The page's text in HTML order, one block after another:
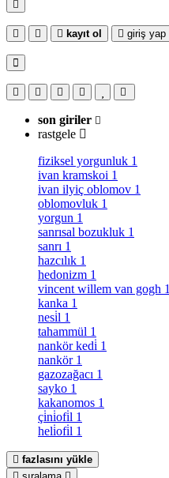
kayıt ol giriş yap
son giriler
rastgele
fiziksel yorgunluk 1
ivan kramskoi 1
ivan ilyiç oblomov 1
oblomovluk 1
yorgun 1
sanrısal bozukluk 1
sanrı 1
hazcılık 1
hedonizm 1
vincent willem van gogh 1
kanka 1
nesi̇l 1
tahammül 1
nankör kedi̇ 1
nankör 1
gazozağacı 1
sayko 1
kakanomos 1
çi̇ni̇ofi̇l 1
heli̇ofi̇l 1
fazlasını yükle